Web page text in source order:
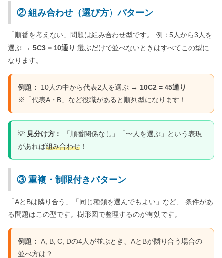
② 組み合わせ（選び方）パターン
「順番を考えない」問題は組み合わせ型です。 例：5人から3人を
選ぶ → 5C3 = 10通り 選ぶだけで並べないときはすべてこの型に
なります。
例題： 10人の中から代表2人を選ぶ → 10C2 = 45通り
※「代表A・B」など役職があると順列型になります！
💡 見分け方：
「順番関係なし」「〜人を選ぶ」という表現
があれば組み合わせ ！
③ 重複・制限付きパターン
「AとBは隣り合う」「同じ種類を選んでもよい」など、 条件があ
る問題はこの型です。樹形図で整理するのが有効です。
例題： A, B, C, Dの4人が並ぶとき、AとBが隣り合う場合の
並べ方は？